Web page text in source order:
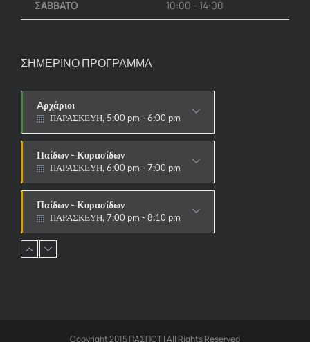
ΣΑΒΒΑΤΟ 10:00 - 14:00
ΣΗΜΕΡΙΝΟ ΠΡΟΓΡΑΜΜΑ
Aρχάριοι
ΠΑΡΑΣΚΕΥΗ, 5:00 pm - 6:00 pm
ΠΑΡΑΔΟΣΙΑΚΟ
Παίδων - Κορασίδων
ΠΑΡΑΣΚΕΥΗ, 6:00 pm - 7:00 pm
ΠΑΡΑΔΟΣΙΑΚΟ
Παίδων - Κορασίδων
ΠΑΡΑΣΚΕΥΗ, 7:00 pm - 8:10 pm
ΑΓΩΝΙΣΤΙΚΟ
Εφήβων - Νεανίδων
ΑΓΩΝΙΣΤΙΚΟCopyright 2015 ΠΑΣΠΟΤ | All Rights Reserved